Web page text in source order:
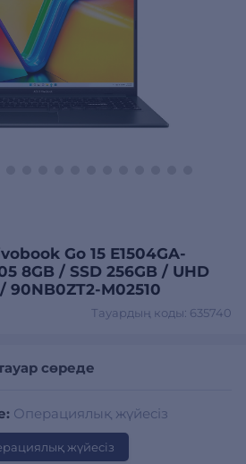
Go 15 E1504GA-
8GB / SSD 256GB / UHD
90NB0ZT2-M02510
Тауардың коды: 635740
сөреде
Операциялық жүйесіз
жүйесіз